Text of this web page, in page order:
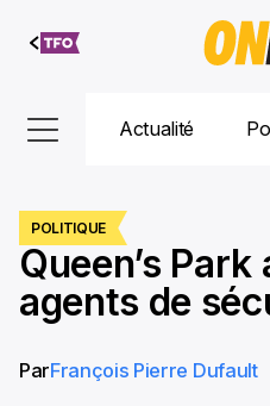
Aller au
contenu
Actualité
POLITIQUE
Queen’s
agents de
ParFrançois Pierre Dufault